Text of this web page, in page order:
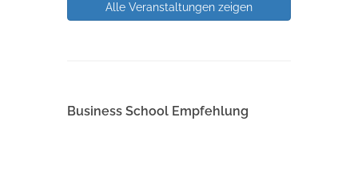
Alle Veranstaltungen zeigen
Business School Empfehlung